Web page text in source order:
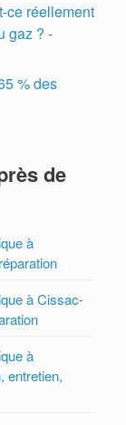
ce réellement
gaz ? -
% des
de
à
à Cissac-
à
entretien,